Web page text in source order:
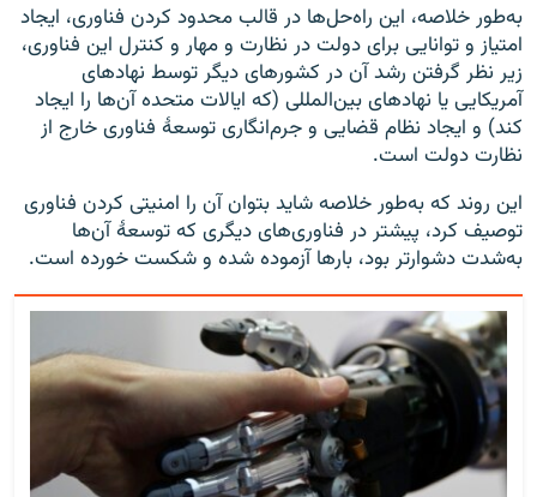
به‌طور خلاصه، این راه‌حل‌ها در قالب محدود کردن فناوری، ایجاد
امتیاز و توانایی برای دولت در نظارت و مهار و کنترل این فناوری،
زیر نظر گرفتن رشد آن در کشورهای دیگر توسط نهادهای
آمریکایی یا نهادهای بین‌المللی (که ایالات‌ متحده آن‌ها را ایجاد
کند) و ایجاد نظام قضایی و جرم‌انگاری توسعهٔ فناوری خارج از
نظارت دولت است.
این روند که به‌طور خلاصه شاید بتوان آن را امنیتی کردن فناوری
توصیف کرد، پیشتر در فناوری‌های دیگری که توسعهٔ آن‌ها
به‌شدت دشوارتر بود، بارها آزموده شده و شکست‌ خورده است.